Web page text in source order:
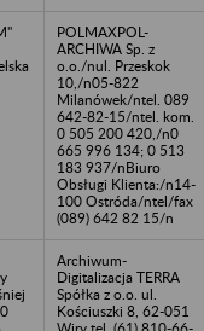
POLMAXPOL-
ARCHIWA Sp. z
o.o./nul. Przeskok
10,/n05-822
Milanówek/ntel. 089
642-82-15/ntel. kom.
0 505 200 420,/n0
665 996 134; 0 513
183 937/nBiuro
Obsługi Klienta:/n14-
100 Ostróda/ntel/fax
(089) 642 82 15/n
Archiwum-
Digitalizacja TERRA
Spółka z o.o. ul.
Kościuszki 8, 62-051